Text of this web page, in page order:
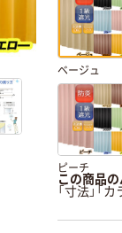
ベージュ
ピーチ
この商品
「寸法」「